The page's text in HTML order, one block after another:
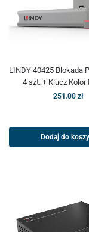
LINDY 40425 Blokada
4 szt. + Klucz Kolor
251.00 zł
Dodaj do